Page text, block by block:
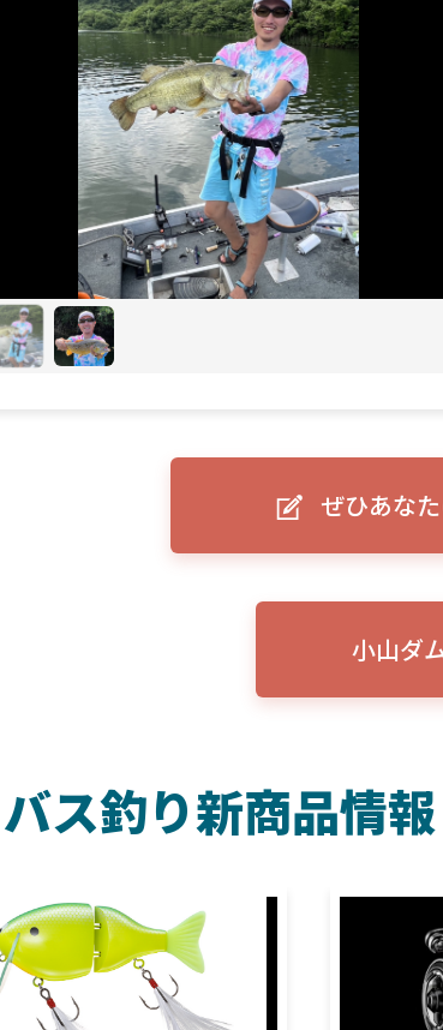
ぜひあな
小山ダ
バス釣り新商品情報
ヴァンフォード！自重155gと超軽
ラディックとの違いも解説！
2025年1月28日
2025年11月発売
ふく魚はビッグ
ナーをより身近に！HOOK REVEAL
ELowrance